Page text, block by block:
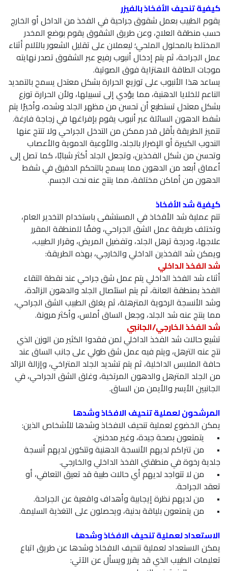
كيفية تنحيف الأفخاذ بالفيزر
يقوم الطبيب بعمل شقوق جراحية في الفخذ من الداخل أو الخارج
حسب منطقة العلاج، وعن طريق الشقوق يقوم بوضع المخدر
المختلط بالمحلول الملحي؛ ليعملان على تقليل الشعور بالآلام أثناء
عمل الجراحة، ثم يتم إدخال أنبوب رفيع عبر الشقوق تصدر نهايته
موجات الطاقة الاهتزاية فوق الصوتية.
يساعد هذا الأنبوب على توزيع الحرارة بشكل معتدل يسمح بالتمديد
الناعم للخلايا الدهنية، مما يؤدي إلى تسييلها، ولأن الحرارة توزع
بشكل معتدل تستطيع أن تحسن من مظهر الجلد وشده، وأخيرًا يتم
شفط الدهون السائلة عبر أنبوب يقوم بإفراغها في زجاجة فارغة.
تتميز الطريقة بأقل قدر ممكن من التدخل الجراحي ولا تنتج عنها
الندوب الكبيرة أو الإضرار بالجلد، والأوعية الدموية والأعصاب
وتحسن من شكل الفخذين، وتجعل الجلد أكثر شبابًا، كما تصل إلى
أعماق أبعد من الدهون مما يسمح بالتحكم الدقيق في شفط
الدهون من أماكن مختلفة، مما ينتج عنه نحت الجسم.
كيفية شد الأفخاذ
تتم عملية شد الأفخاذ في المستشفى باستخدام التخدير العام،
وتختلف طريقة عمل الشق الجراحي، وفقًا للمنطقة المقرر
علاجها، ودرجة ترهل الجلد، وتفضيل المريض، وقرار الطبيب،
ويمكن شد الفخذين الداخلي والخارجي، بهذه الطريقة:
شد الفخذ الداخلي
أثناء شد الفخذ الداخلي يتم عمل شق جراحي عند نقطة التقاء
الفخذ بمنطقة العانة، ثم يتم استئصال الجلد والدهون الزائدة،
وشد الأنسجة الرخوية المترهلة، ثم يغلق الطبيب الشق الجراحي،
مما ينتج عنه شد الجلد، وجعل الساق أملس، وأكثر مرونة.
شد الفخذ الخارجي/الجانبي
تشيع حالات شد الفخذ الداخلي لمن فقدوا الكثير من الوزن الذي
نتج عنه الترهل، ويتم فيه عمل شق طولي على جانب الساق عند
حافة الملابس الداخلية، ثم يتم تشديد الجلد المتراخي، وإزالة الزائد
من الجلد المترهل والدهون المرتخية، وغلق الشق الجراحي، في
الجانبين الأيسر والأيمن من الساق.
المرشحون لعملية تنحيف الافخاذ وشدها
يمكن الخضوع لعملية تنحيف الافخاذ وشدها للأشخاص الذين:
•
يتمتعون بصحة جيدة، وغير مدخنين.
•
من تتراكم لديهم الأنسجة الدهنية وتتكون لديهم أنسجة
جلدية رخوة في منطقتي الفخذ الداخلي والخارجي.
•
من لا تتواجد لديهم أي حالات طبية قد تعيق التعافي، أو
تعقد الجراحة.
•
من لديهم نظرة إيجابية وأهداف واقعية عن الجراحة.
•
من يتمتعون بلياقة بدنية، ويحصلون على التغذية السليمة.
الاستعداد لعملية تنحيف الافخاذ وشدها
يمكن الاستعداد لعملية تنحيف الافخاذ وشدها عن طريق اتباع
تعليمات الطبيب الذي قد يقرر ويسأل عن الآتي: